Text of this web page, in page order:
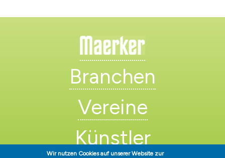
Branchen
Vereine
Künstler
Wir nutzen Cookies auf unserer Website zur